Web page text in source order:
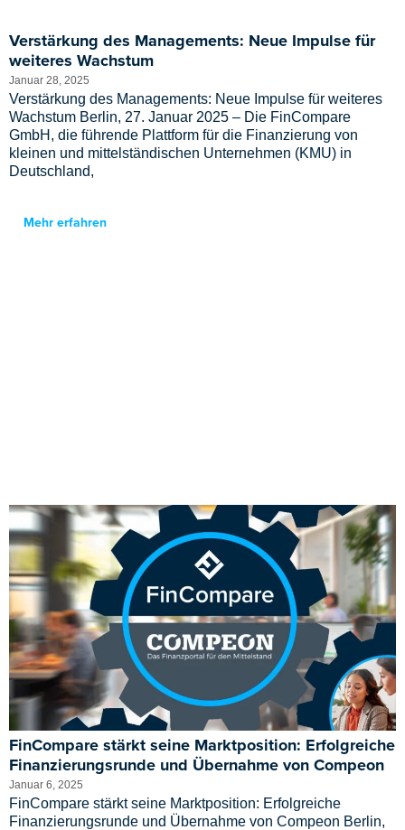
Verstärkung des Managements: Neue Impulse für
weiteres Wachstum
Januar 28, 2025
Verstärkung des Managements: Neue Impulse für weiteres
Wachstum Berlin, 27. Januar 2025 – Die FinCompare
GmbH, die führende Plattform für die Finanzierung von
kleinen und mittelständischen Unternehmen (KMU) in
Deutschland,
Mehr erfahren
FinCompare stärkt seine Marktposition: Erfolgreiche
Finanzierungsrunde und Übernahme von Compeon
Januar 6, 2025
FinCompare stärkt seine Marktposition: Erfolgreiche
Finanzierungsrunde und Übernahme von Compeon Berlin,